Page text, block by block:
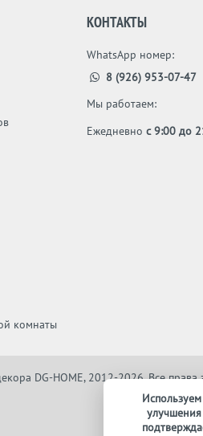
комнаты
КОНТАКТЫ
WhatsApp номер:
8 (926) 953-07-47
Мы работаем:
Ежедневнос 9:00 до
DG-HOME, 2012-2026. Все